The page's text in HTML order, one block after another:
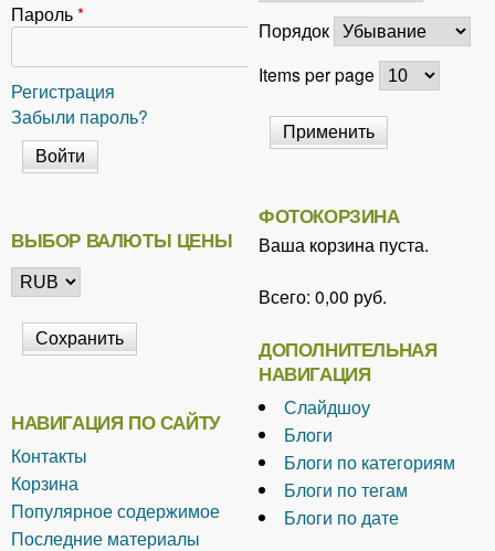
Пароль*
Регистрация
Забыли пароль?
ВЫБОР ВАЛЮТЫ ЦЕНЫ
НАВИГАЦИЯ ПО САЙТУ
Контакты
Корзина
Популярное содержимое
Последние материалы
Порядок
Items per page
ФОТОКОРЗИНА
Ваша корзина пуста.
Всего: 0,00 руб.
ДОПОЛНИТЕЛЬНАЯ
НАВИГАЦИЯ
Слайдшоу
Блоги
Блоги по категориям
Блоги по тегам
Блоги по дате